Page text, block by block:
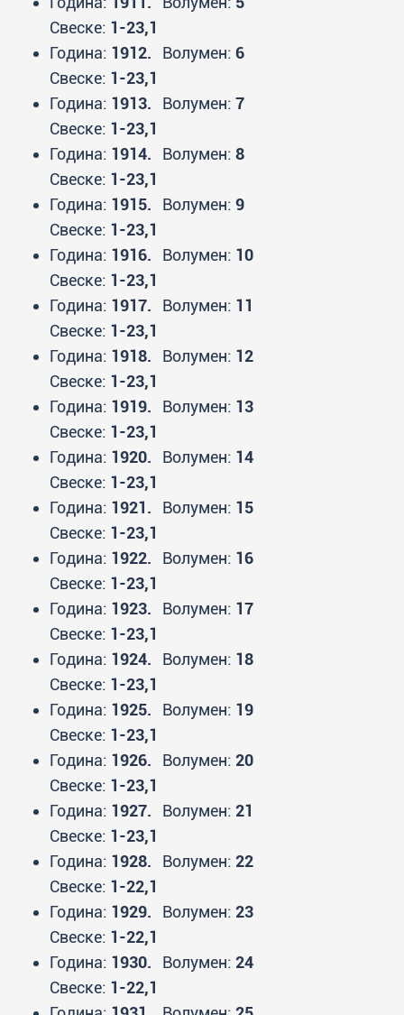
Свеске: 1-23,1
Година: 1912. Волумен: 6
Свеске: 1-23,1
Година: 1913. Волумен: 7
Свеске: 1-23,1
Година: 1914. Волумен: 8
Свеске: 1-23,1
Година: 1915. Волумен: 9
Свеске: 1-23,1
Година: 1916. Волумен: 10
Свеске: 1-23,1
Година: 1917. Волумен: 11
Свеске: 1-23,1
Година: 1918. Волумен: 12
Свеске: 1-23,1
Година: 1919. Волумен: 13
Свеске: 1-23,1
Година: 1920. Волумен: 14
Свеске: 1-23,1
Година: 1921. Волумен: 15
Свеске: 1-23,1
Година: 1922. Волумен: 16
Свеске: 1-23,1
Година: 1923. Волумен: 17
Свеске: 1-23,1
Година: 1924. Волумен: 18
Свеске: 1-23,1
Година: 1925. Волумен: 19
Свеске: 1-23,1
Година: 1926. Волумен: 20
Свеске: 1-23,1
Година: 1927. Волумен: 21
Свеске: 1-23,1
Година: 1928. Волумен: 22
Свеске: 1-22,1
Година: 1929. Волумен: 23
Свеске: 1-22,1
Година: 1930. Волумен: 24
Свеске: 1-22,1